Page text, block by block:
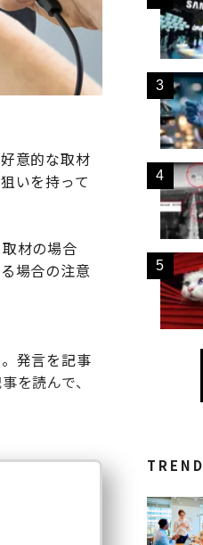
意的な取材
いを持って
材の場合
場合の注意
発言を記事
を読んで、
TREND